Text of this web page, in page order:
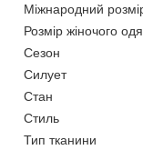
Міжнародний
Розмір жіночого
Сезон
Силует
Стан
Стиль
Тип тканини